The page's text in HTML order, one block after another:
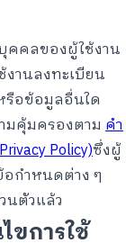
คคลของผู้ใช้งาน
งานลงทะเบียน
รือข้อมูลอื่นใด
มคุ้มครองตาม คำ
Policy)ซึ่งผู้
อกำหนดต่าง ๆ
นตัวแล้ว
ขการใช้